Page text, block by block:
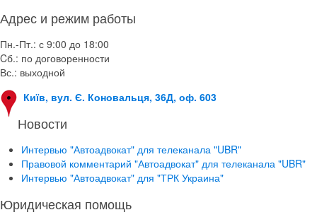
Адрес и режим работы
Пн.-Пт.: с 9:00 до 18:00
Cб.: по договоренности
Вс.: выходной
Київ, вул. Є. Коновальця, 36Д, оф. 603
Новости
Интервью "Автоадвокат" для телеканала "UBR"
Правовой комментарий "Автоадвокат" для телеканала "UBR"
Интервью "Автоадвокат" для "ТРК Украина"
Юридическая помощь